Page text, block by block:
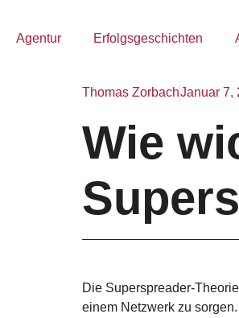
Agentur Erfolgsgeschichten
Thomas ZorbachJanuar 7,
Wie
Die Superspreader-
einem Netzwerk zu